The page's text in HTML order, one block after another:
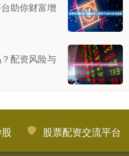
助你财富增
配资风险与
股票配资交流平台